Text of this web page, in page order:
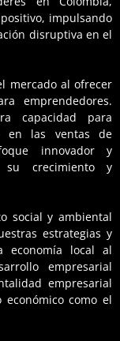
impulsando
disruptiva en el
mercado al ofrecer
emprendedores.
capacidad para
en las ventas de
innovador y
su crecimiento y
social y ambiental
estrategias y
economía local al
empresarial
empresarial
como el